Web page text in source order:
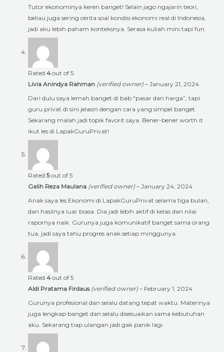
Tutor ekonominya keren banget! Selain jago ngajarin teori,
beliau juga sering cerita soal kondisi ekonomi real di Indonesia,
jadi aku lebih paham konteksnya. Serasa kuliah mini tapi fun.
Rated 4 out of 5
Livia Anindya Rahman (verified owner) – January 21, 2024
Dari dulu saya lemah banget di bab “pasar dan harga”, tapi
guru privat di sini jelasin dengan cara yang simpel banget.
Sekarang malah jadi topik favorit saya. Bener-bener worth it
ikut les di LapakGuruPrivat!
Rated 5out of 5
Galih Reza Maulana (verified owner) – January 24, 2024
Anak saya les Ekonomi di LapakGuruPrivat selama tiga bulan,
dan hasilnya luar biasa. Dia jadi lebih aktif di kelas dan nilai
rapornya naik. Gurunya juga komunikatif banget sama orang
tua, jadi saya tahu progres anak setiap minggunya.
Rated 4 out of 5
Aldi Pratama Firdaus (verified owner) – February 1, 2024
Gurunya profesional dan selalu datang tepat waktu. Materinya
juga lengkap banget dan selalu disesuaikan sama kebutuhan
aku. Sekarang tiap ulangan jadi gak panik lagi.